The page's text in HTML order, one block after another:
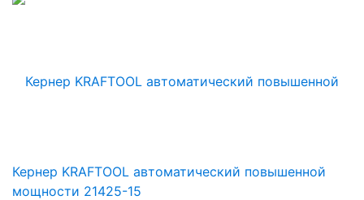
Кернер KRAFTOOL автоматический повышенной
мощности 21425-15